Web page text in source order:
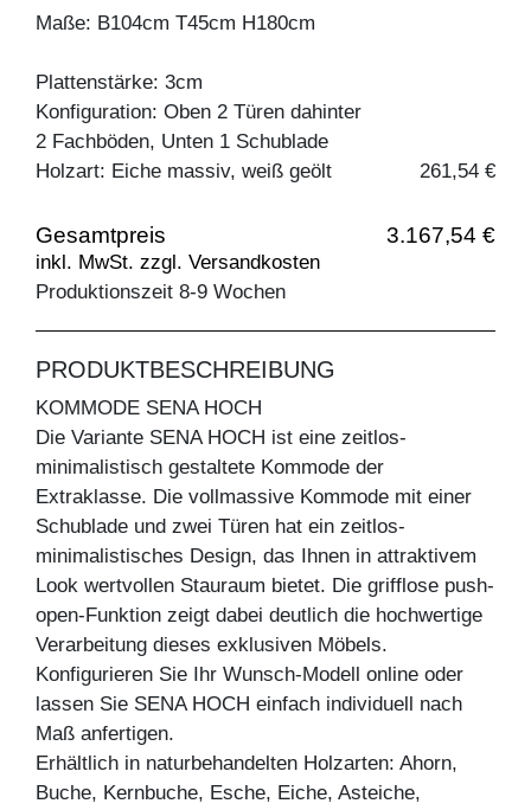
Maße: B104cm T45cm H180cm
Plattenstärke: 3cm
Konfiguration: Oben 2 Türen dahinter
2 Fachböden, Unten 1 Schublade
Holzart: Eiche massiv, weiß geölt
261,54 €
Gesamtpreis 3.167,54 €
inkl. MwSt. zzgl. Versandkosten
Produktionszeit 8-9 Wochen
PRODUKTBESCHREIBUNG
KOMMODE SENA HOCH
Die Variante SENA HOCH ist eine zeitlos-
minimalistisch gestaltete Kommode der
Extraklasse. Die vollmassive Kommode mit einer
Schublade und zwei Türen hat ein zeitlos-
minimalistisches Design, das Ihnen in attraktivem
Look wertvollen Stauraum bietet. Die grifflose push-
open-Funktion zeigt dabei deutlich die hochwertige
Verarbeitung dieses exklusiven Möbels.
Konfigurieren Sie Ihr Wunsch-Modell online oder
lassen Sie SENA HOCH einfach individuell nach
Maß anfertigen.
Erhältlich in naturbehandelten Holzarten: Ahorn,
Buche, Kernbuche, Esche, Eiche, Asteiche,